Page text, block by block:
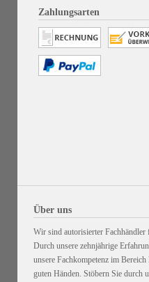
Zahlungsarten
Über uns
Wir sind autorisierter
Durch unsere zehnjährige
unsere Fachkompetenz im
guten Händen. Stöbern Sie durch